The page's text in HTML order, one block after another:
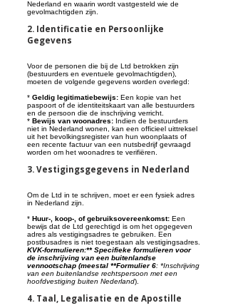
Nederland en waarin wordt vastgesteld wie de
gevolmachtigden zijn.
2. Identificatie en Persoonlijke
Gegevens
Voor de personen die bij de Ltd betrokken zijn
(bestuurders en eventuele gevolmachtigden),
moeten de volgende gegevens worden overlegd:
* Geldig legitimatiebewijs: Een kopie van het
paspoort of de identiteitskaart van alle bestuurders
en de persoon die de inschrijving verricht.
* Bewijs van woonadres: Indien de bestuurders
niet in Nederland wonen, kan een officieel uittreksel
uit het bevolkingsregister van hun woonplaats of
een recente factuur van een nutsbedrijf gevraagd
worden om het woonadres te verifiëren.
3. Vestigingsgegevens in Nederland
Om de Ltd in te schrijven, moet er een fysiek adres
in Nederland zijn.
* Huur-, koop-, of gebruiksovereenkomst: Een
bewijs dat de Ltd gerechtigd is om het opgegeven
adres als vestigingsadres te gebruiken. Een
postbusadres is niet toegestaan als vestigingsadres.
KVK-formulieren:** Specifieke formulieren voor
de inschrijving van een buitenlandse
vennootschap (meestal **Formulier 6: *Inschrijving
van een buitenlandse rechtspersoon met een
hoofdvestiging buiten Nederland).
4. Taal, Legalisatie en de Apostille